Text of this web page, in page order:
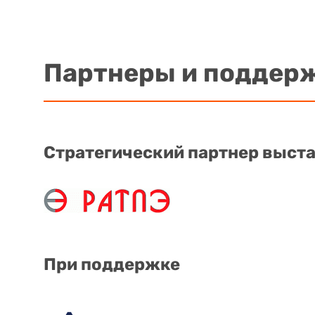
Партнеры и
Стратегический партнер
При поддержке